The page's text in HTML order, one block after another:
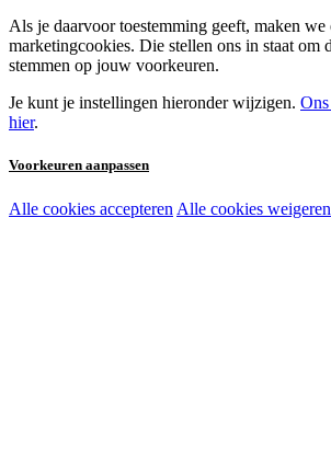
Als je daarvoor toestemming geeft, maken
marketingcookies. Die stellen ons in staat om
stemmen op jouw voorkeuren.
Je kunt je instellingen hieronder wijzigen.
hier.
Voorkeuren aanpassen
Noodzakelijke cookies:
Alle cookies accepteren Alle cookies weigeren